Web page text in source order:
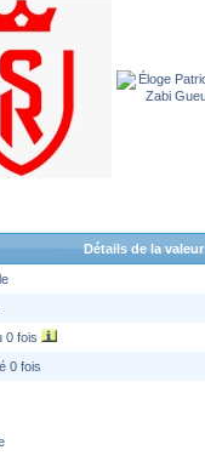
Détails de la valeur
0 fois
0 fois